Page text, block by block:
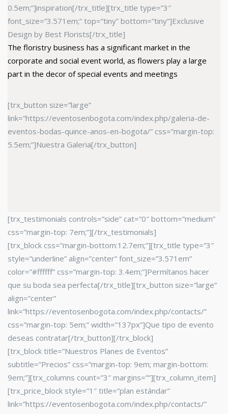
0.5em;”]inspiration[/trx_title][trx_title type=”3″
font_size=”3.571em;” top=”tiny” bottom=”tiny”]Exclusive
Design by Best Florists[/trx_title]
The floristry business has a significant market in the
corporate and social event world, as flowers play a large
part in the decor of special events and meetings
[trx_button size=”large”
link=”https://eventosenbogota.com/index.php/galeria-de-
eventos-bodas-quince-anos-en-bogota/” css=”margin-top:
5.5em;”]Nuestra Galeria[/trx_button]
[trx_testimonials controls=”side” cat=”0″ bottom=”medium”
css=”margin-top: 7em;”][/trx_testimonials]
[trx_block css=”margin-bottom:12.7em;”][trx_title type=”3″
style=”underline” align=”center” font_size=”3.571em”
color=”#ffffff” css=”margin-top: 3.4em;”]Permítanos hacer
que su boda sea perfecta[/trx_title][trx_button size=”large”
align=”center”
link=”https://eventosenbogota.com/index.php/contacts/”
css=”margin-top: 5em;” width=”137px”]Que tipo de evento
deseas contratar[/trx_button][/trx_block]
[trx_block title=”Nuestros Planes de Eventos”
subtitle=”Precios” css=”margin-top: 9em; margin-bottom:
9em;”][trx_columns count=”3″ margins=””][trx_column_item]
[trx_price_block style=”1″ title=”plan estándar”
link=”https://eventosenbogota.com/index.php/contacts/”